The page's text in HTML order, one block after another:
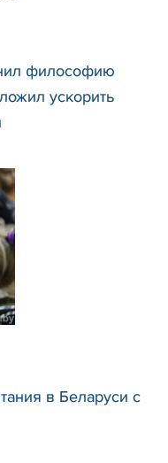
философию
ускорить
в Беларуси с